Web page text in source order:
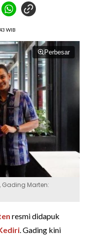
WIB
Perbesar
Gading Marten:
resmi didapuk
. Gading kini